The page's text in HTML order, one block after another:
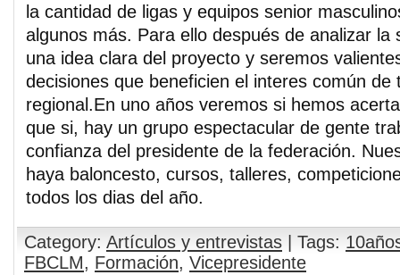
la cantidad de ligas y equipos senior
algunos más. Para ello después de analizar la
una idea clara del proyecto y seremos
decisiones que beneficien el interes común de
regional.En uno años veremos si hemos
que si, hay un grupo espectacular de gente
confianza del presidente de la federación.
haya baloncesto, cursos, talleres,
todos los dias del año.
Category: Artículos y entrevistas | Tags:
FBCLM, Formación, Vicepresidente